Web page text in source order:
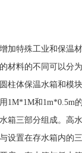
加特殊工业和保温
料的不同可以分为
体保温水箱和模块
1M*1M和1m*0.5m
三部分组成。高水
设置在存水箱内的